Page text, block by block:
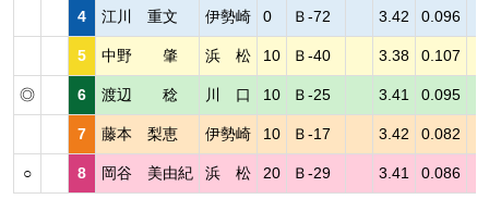
4 江川 重文 伊勢崎 0 Ｂ-72 3.42 0.096
5 中野 肇 浜 松 10 Ｂ-40 3.38 0.107
◎ 6 渡辺 稔 川 口 10 Ｂ-25 3.41 0.095
7 藤本 梨恵 伊勢崎 10 Ｂ-17 3.42 0.082
○ 8 岡谷 美由紀 浜 松 20 Ｂ-29 3.41 0.086